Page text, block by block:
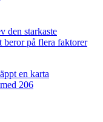
den starkaste
beror på flera faktorer